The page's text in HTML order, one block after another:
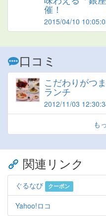
催！
2015/04/10
口コミ
こだわりがつ
ランチ
2012/11/03
も
関連リンク
ぐるなび クーポン
Yahoo!ロコ